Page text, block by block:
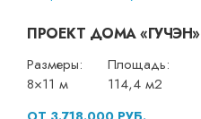
ПРОЕКТ ДОМА «ГУЧЭН»
Размеры:
8×11 м
Площадь:
114,4 м2